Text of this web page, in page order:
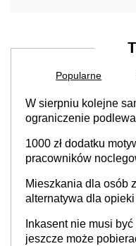
Popularne
W sierpniu kolejne
ograniczenie
cały kraj
1000 zł dodatku
pracowników
Mieszkania dla osób
alternatywa dla
Inkasent nie musi
jeszcze może